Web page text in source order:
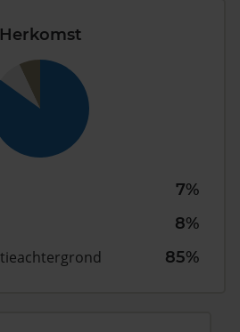
Herkomst
7%
8%
85%